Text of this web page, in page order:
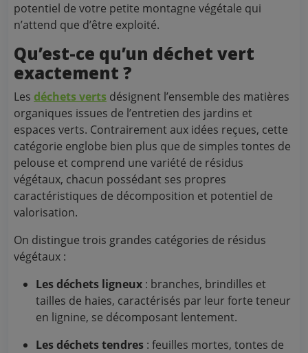
potentiel de votre petite montagne végétale qui
n’attend que d’être exploité.
Qu’est-ce qu’un déchet vert
exactement ?
Les déchets verts désignent l’ensemble des matières
organiques issues de l’entretien des jardins et
espaces verts. Contrairement aux idées reçues, cette
catégorie englobe bien plus que de simples tontes de
pelouse et comprend une variété de résidus
végétaux, chacun possédant ses propres
caractéristiques de décomposition et potentiel de
valorisation.
On distingue trois grandes catégories de résidus
végétaux :
Les déchets ligneux : branches, brindilles et
tailles de haies, caractérisés par leur forte teneur
en lignine, se décomposant lentement.
Les déchets tendres : feuilles mortes, tontes de